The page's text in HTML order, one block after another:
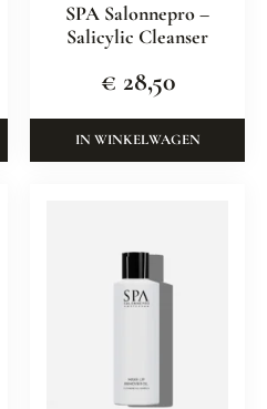
SPA Salonnepro –
Salicylic Cleanser
€ 28,50
IN WINKELWAGEN